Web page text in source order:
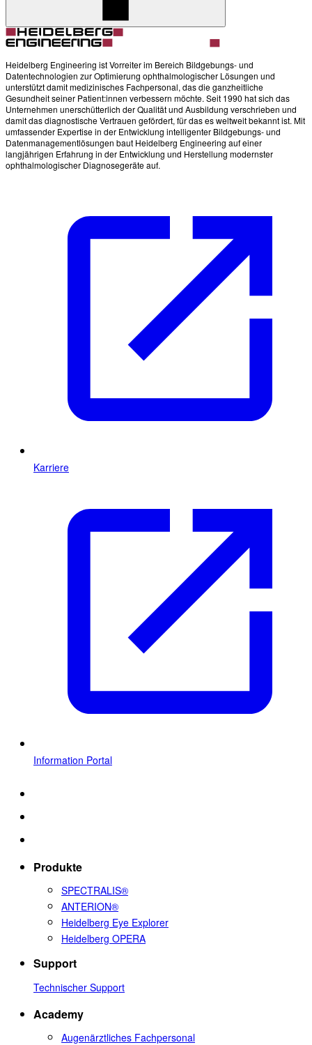
Heidelberg Engineering ist Vorreiter im Bereich Bildgebungs- und
Datentechnologien zur Optimierung ophthalmologischer Lösungen und
unterstützt damit medizinisches Fachpersonal, das die ganzheitliche
Gesundheit seiner Patient:innen verbessern möchte. Seit 1990 hat sich das
Unternehmen unerschütterlich der Qualität und Ausbildung verschrieben und
damit das diagnostische Vertrauen gefördert, für das es weltweit bekannt ist. Mit
umfassender Expertise in der Entwicklung intelligenter Bildgebungs- und
Datenmanagementlösungen baut Heidelberg Engineering auf einer
langjährigen Erfahrung in der Entwicklung und Herstellung modernster
ophthalmologischer Diagnosegeräte auf.
Karriere
Information Portal
Produkte
SPECTRALIS®
ANTERION®
Heidelberg Eye Explorer
Heidelberg OPERA
Support
Technischer Support
Academy
Augenärztliches Fachpersonal